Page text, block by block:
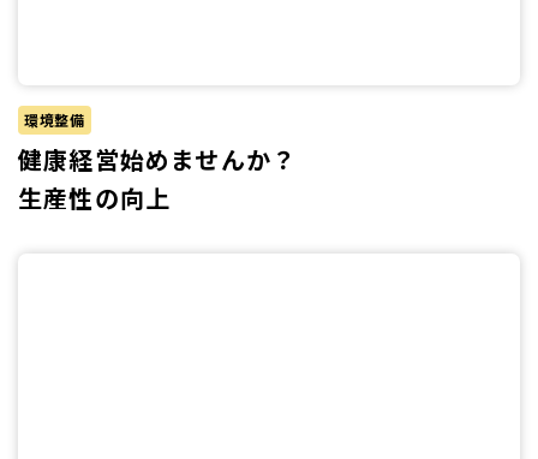
環境整備
健康経営始めませんか？
生産性の向上